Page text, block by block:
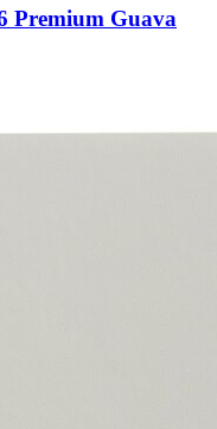
Premium Guava